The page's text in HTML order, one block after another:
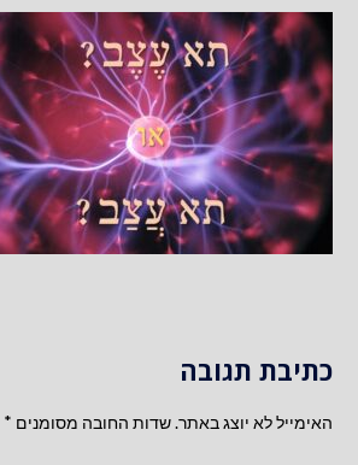
כתיבת תגובה
האימייל לא יוצג באתר.שדות החובה מסומנים *